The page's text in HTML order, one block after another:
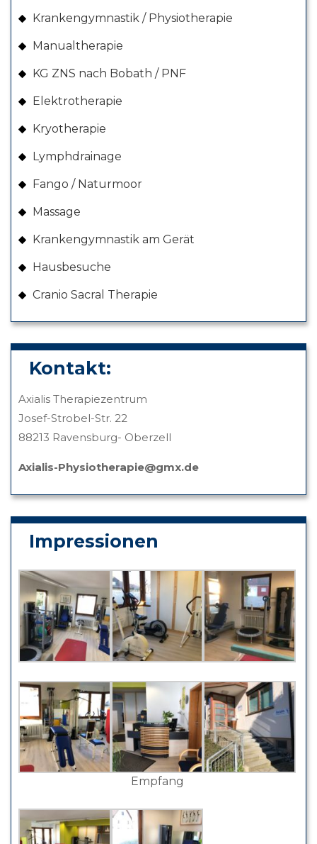
Krankengymnastik / Physiotherapie
Manualtherapie
KG ZNS nach Bobath / PNF
Elektrotherapie
Kryotherapie
Lymphdrainage
Fango / Naturmoor
Massage
Krankengymnastik am Gerät
Hausbesuche
Cranio Sacral Therapie
Kontakt:
Axialis Therapiezentrum
Josef-Strobel-Str. 22
88213 Ravensburg- Oberzell
Axialis-Physiotherapie@gmx.de
Impressionen
Empfang